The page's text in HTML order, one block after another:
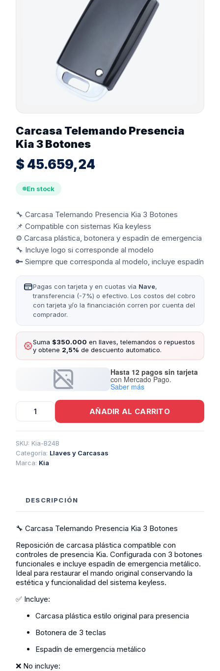
Carcasa Telemando Presencia
Kia 3 Botones
$ 45.659,24
En stock
🔧 Carcasa Telemando Presencia Kia 3 Botones
📌 Compatible con sistemas Kia keyless
⚙️ Carcasa plástica, botonera y espadín de emergencia
🔧 Incluye logo si corresponde al modelo
🔑 Siempre que corresponda al modelo, incluye espadín
Pagas con tarjeta y en cuotas vía Nave,
transferencia (-7%) o efectivo. Los costos del cobro
con tarjeta y/o la financiación corren por cuenta del
comprador.
Suma $350.000 en llaves, telemandos o repuestos
y obtene 2,5% de descuento automatico.
Hasta 12 pagos sin tarjeta
con Mercado Pago.
Saber más
Carcasa
Telemando
Presencia
Kia
3
Botones
cantidad
AÑADIR AL CARRITO
SKU: Kia-B24B
Categoría: Llaves y Carcasas
Marca: Kia
DESCRIPCIÓN
🔧 Carcasa Telemando Presencia Kia 3 Botones
Reposición de carcasa plástica compatible con
controles de presencia Kia. Configurada con 3 botones
funcionales e incluye espadín de emergencia metálico.
Ideal para restaurar el mando original conservando la
estética y funcionalidad del sistema keyless.
✅ Incluye:
Carcasa plástica estilo original para presencia
Botonera de 3 teclas
Espadín de emergencia metálico
❌ No incluye: